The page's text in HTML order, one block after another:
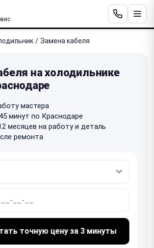
/ Замена кабеля
на холодильнике
мастера
минут по Краснодаре
месяцев на работу и деталь
ремонта
точную цену за 3 минуты